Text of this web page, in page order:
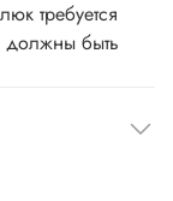
требуется
должны быть